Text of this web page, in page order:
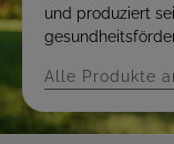
und produziert
Alle Produkte